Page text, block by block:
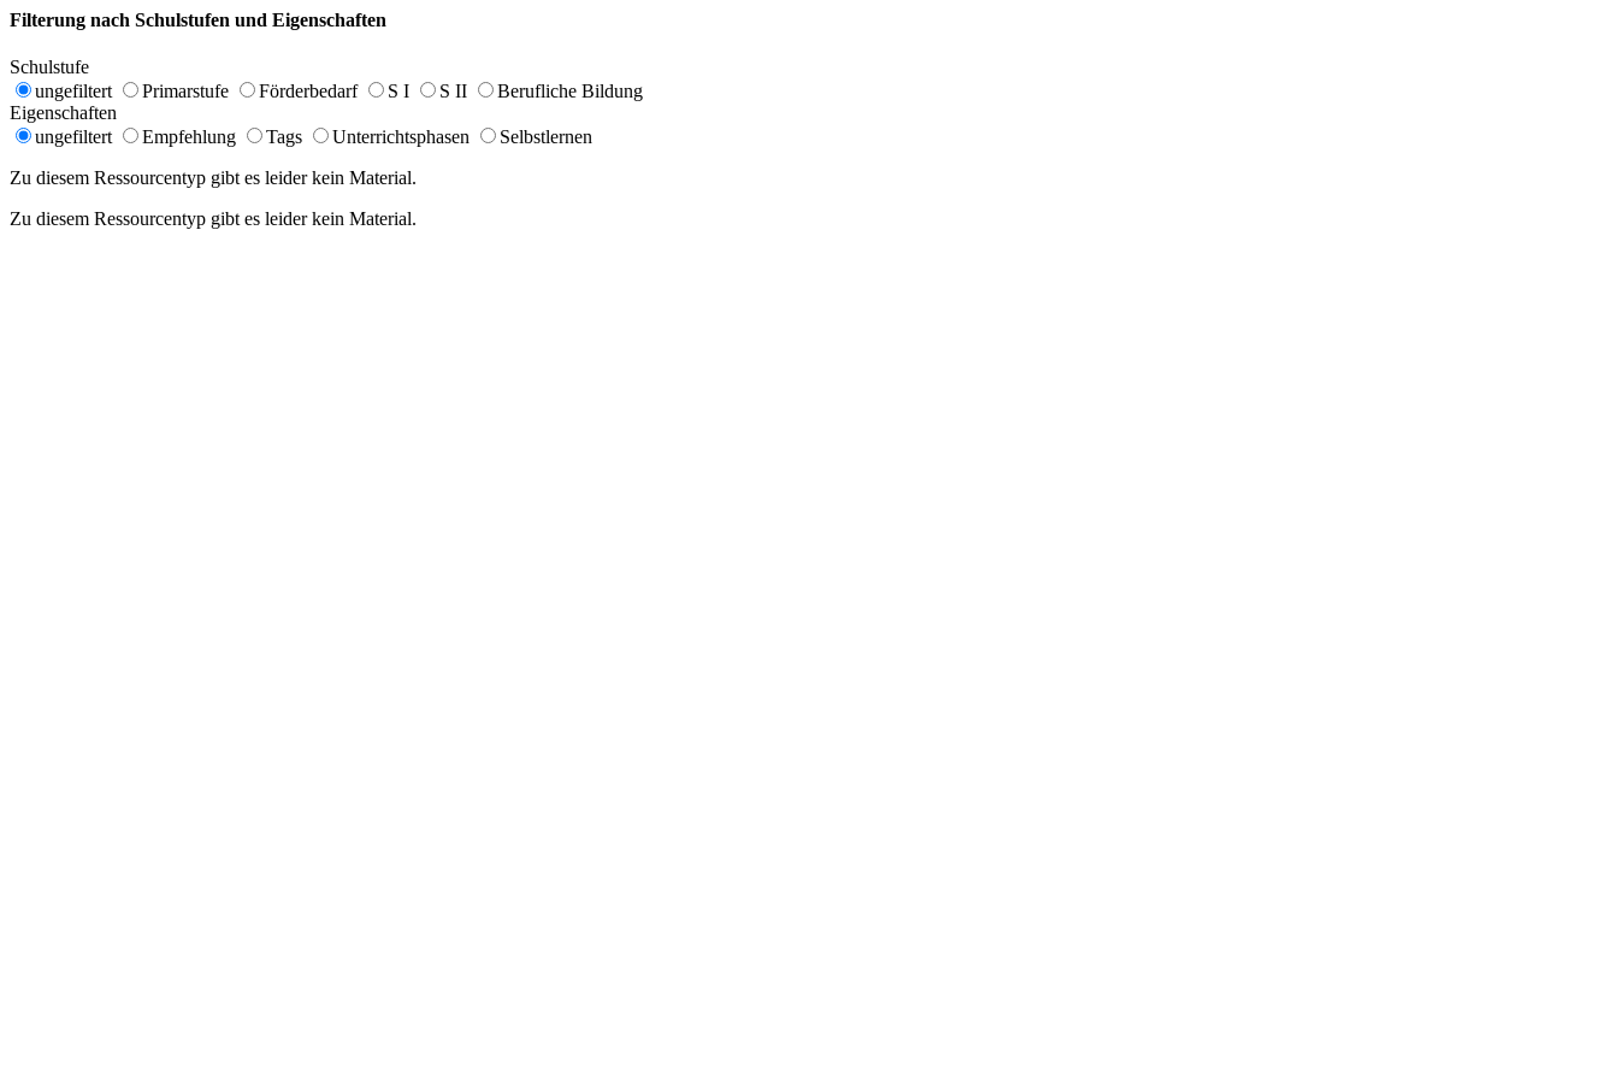
Filterung nach Schulstufen und Eigenschaften
Schulstufe
ungefiltert
Primarstufe Förderbedarf S I S II
Berufliche Bildung
Eigenschaften
ungefiltert
Empfehlung Tags Unterrichtsphasen
Selbstlernen
Zu diesem Ressourcentyp gibt es leider kein Material.
Zu diesem Ressourcentyp gibt es leider kein Material.